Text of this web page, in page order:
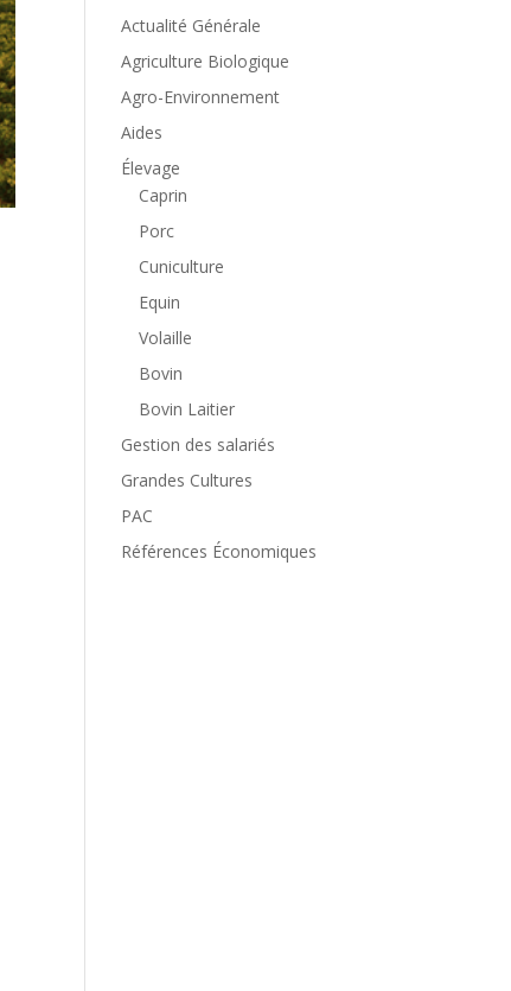
Actualité Générale
Agriculture Biologique
Agro-Environnement
Aides
Élevage
Caprin
Porc
Cuniculture
Equin
Volaille
Bovin
Bovin Laitier
Gestion des salariés
Grandes Cultures
PAC
Références Économiques